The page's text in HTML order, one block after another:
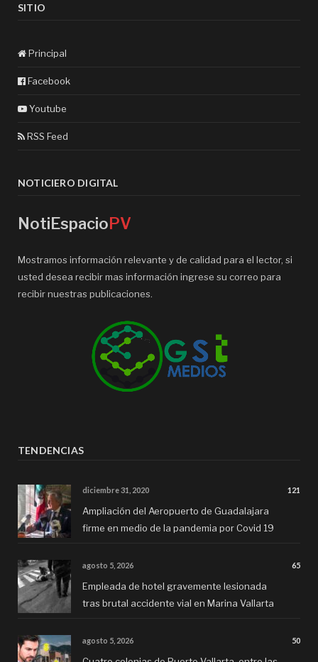
SITIO
Principal
Facebook
Youtube
RSS Feed
NOTICIERO DIGITAL
NotiEspacioPV
Mostramos información relevante y de calidad para el lector, si
usted desea recibir mas información ingrese su correo para
recibir nuestras publicaciones.
TENDENCIAS
diciembre 31, 2020 121
Ampliación del Aeropuerto de Guadalajara
firme en medio de la pandemia por Covid 19
agosto 5, 2026 65
Empleada de hotel gravemente lesionada
tras brutal accidente vial en Marina Vallarta
agosto 5, 2026 50